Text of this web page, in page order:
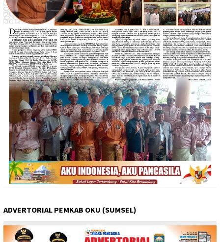
ADVERTORIAL PEMKAB OKU (SUMSEL)